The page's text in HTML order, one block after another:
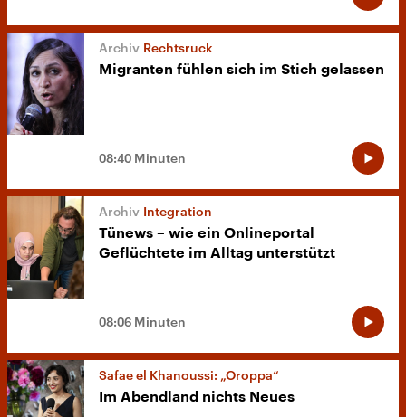
Rechtsruck
Migranten fühlen sich im Stich gelassen
08:40 Minuten
Integration
Tünews – wie ein Onlineportal
Geflüchtete im Alltag unterstützt
08:06 Minuten
Safae el Khanoussi: „Oroppa“
Im Abendland nichts Neues